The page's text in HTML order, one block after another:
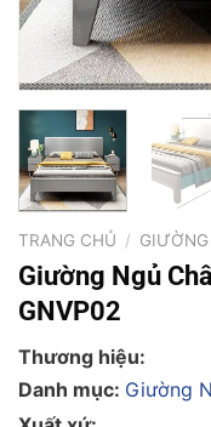
TRANG CHỦ /
Giường Ngủ
GNVP02
Thương hiệu:
Danh mục: Giường